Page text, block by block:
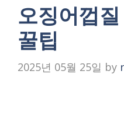
오징어껍
꿀팁
2025년 05월 25일 by